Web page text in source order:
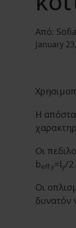
Από:
January
Η
Οι
beff.y=ly/2.
Οι
δυνατόν